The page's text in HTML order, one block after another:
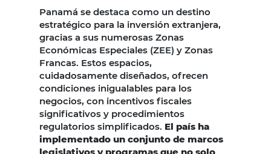
Panamá se destaca como un destino
estratégico para la inversión extranjera,
gracias a sus numerosas Zonas
Económicas Especiales (ZEE) y Zonas
Francas. Estos espacios,
cuidadosamente diseñados, ofrecen
condiciones inigualables para los
negocios, con incentivos fiscales
significativos y procedimientos
regulatorios simplificados. El país ha
implementado un conjunto de marcos